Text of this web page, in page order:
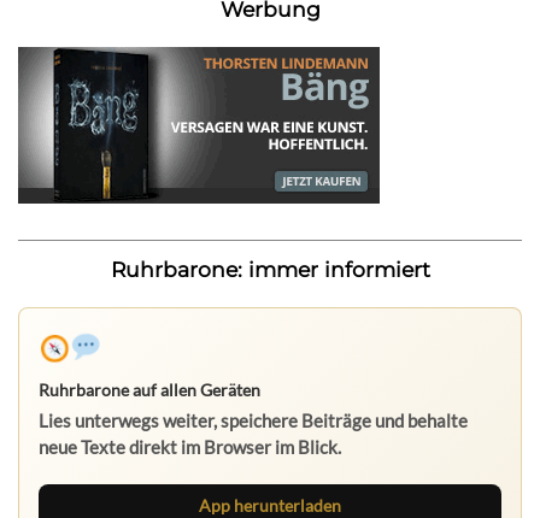
Werbung
Ruhrbarone: immer informiert
Ruhrbarone auf allen Geräten
Lies unterwegs weiter, speichere Beiträge und behalte
neue Texte direkt im Browser im Blick.
App herunterladen